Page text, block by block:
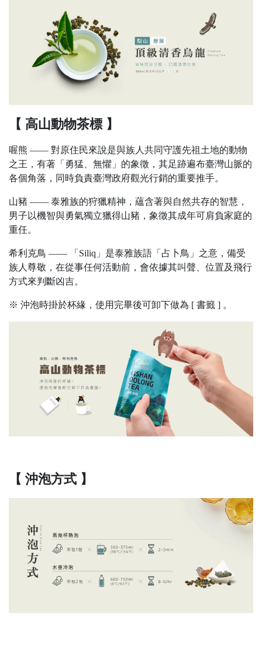
【 高山動物茶標 】
喔熊 —— 對原住民來說是與族人共同守護先祖土地的動物
之王，有著「勇猛、無懼」的象徵，其足跡遍布臺灣山脈的
各個角落，同時負責臺灣政府觀光行銷的重要推手。
山豬 —— 泰雅族的狩獵精神，蘊含著與自然共存的智慧，
男子以機智與勇氣獨立獵得山豬，象徵其成年可肩負家庭的
重任。
希利克鳥 —— 「Siliq」是泰雅族語「占卜鳥」之意，備受
族人尊敬，在從事任何活動前，會依據其叫聲、位置及飛行
方式來判斷凶吉。
※ 沖泡時掛於杯緣，使用完畢後可卸下做為 [ 書籤 ] 。
【 沖泡方式 】